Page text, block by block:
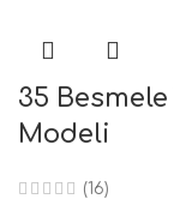
35 Besmele
Modeli
(16)